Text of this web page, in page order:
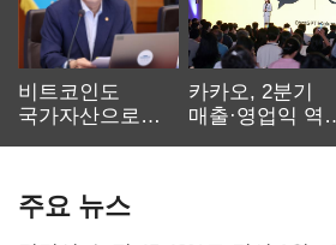
비트코인도
국가자산으로…'
카카오, 2분기
매출·영업익 역
주요 뉴스